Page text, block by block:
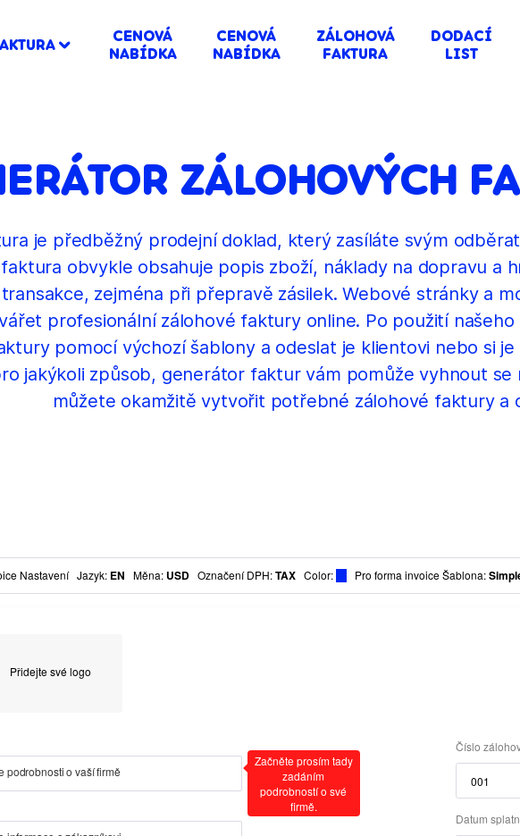
CENOVÁ
NABÍDKA
CENOVÁ
NABÍDKA
ZÁLOHOVÁ
FAKTURA
DODACÍ
LIST
ZÁLOHOVÝCH
je předběžný prodejní doklad, který zasíláte svým
obvykle obsahuje popis zboží, náklady na dopravu a
zejména při přepravě zásilek. Webové stránky a
profesionální zálohové faktury online. Po použití
pomocí výchozí šablony a odeslat je klientovi nebo si
jakýkoli způsob, generátor faktur vám pomůže vyhnout se
můžete okamžitě vytvořit potřebné zálohové faktury a
Nastavení Jazyk: EN Měna: USD Označení DPH:TAX Color: Pro forma invoice Šablona:
Přidejte své logo
podrobnosti o vaší firmě
Začněte prosím tady
zadáním
podrobností o své
firmě.
Číslo
Datum